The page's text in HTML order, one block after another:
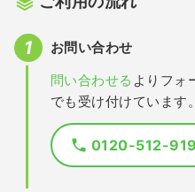
お問い合わせ
問い合わせる よりフォ
でも受け付けています。
0120-512-